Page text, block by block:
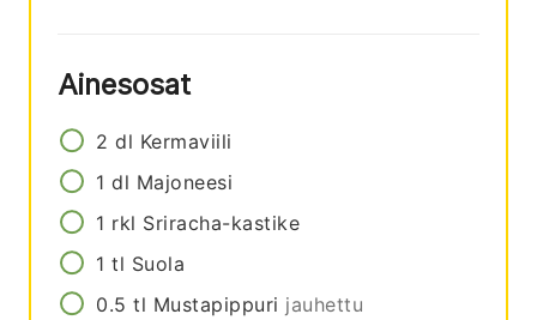
Ainesosat
2 dl Kermaviili
1 dl Majoneesi
1 rkl Sriracha-kastike
1 tl Suola
0.5 tl Mustapippuri jauhettu